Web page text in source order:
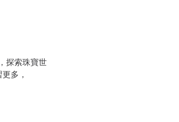
探索珠寶世
多，